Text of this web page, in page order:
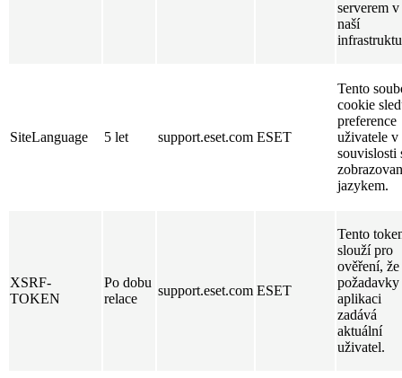
serverem v
naší
SiteLanguage 5 let support.eset.com ESET
Tento
cookie
preference
uživatele v
souvislosti
jazykem.
XSRF-
TOKEN
Po dobu
relace
support.eset.com ESET
Tento
slouží pro
ověření, že
požadavky
aplikaci
zadává
aktuální
uživatel.